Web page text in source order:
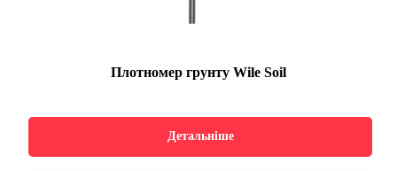
Плотномер грунту Wile Soil
Детальніше